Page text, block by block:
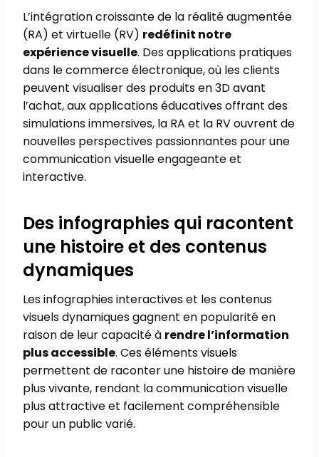
L’intégration croissante de la réalité augmentée
(RA) et virtuelle (RV) redéfinit notre
expérience visuelle. Des applications pratiques
dans le commerce électronique, où les clients
peuvent visualiser des produits en 3D avant
l’achat, aux applications éducatives offrant des
simulations immersives, la RA et la RV ouvrent de
nouvelles perspectives passionnantes pour une
communication visuelle engageante et
interactive.
Des infographies qui racontent
une histoire et des contenus
dynamiques
Les infographies interactives et les contenus
visuels dynamiques gagnent en popularité en
raison de leur capacité à rendre l’information
plus accessible. Ces éléments visuels
permettent de raconter une histoire de manière
plus vivante, rendant la communication visuelle
plus attractive et facilement compréhensible
pour un public varié.